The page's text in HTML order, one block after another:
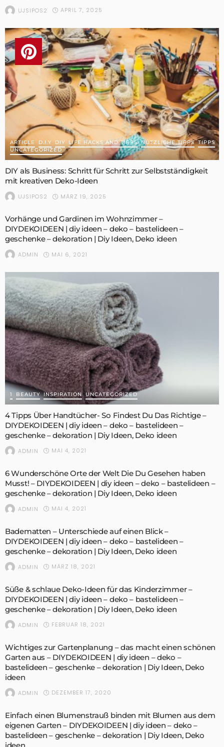
UJSIPOS2 APRIL 7, 2025
ARTICLE D.I.Y DIY LIFE HACKS AND TIPPS NÜTZLICHE TIPPS TIPPS
UNCATEGORIZED
DIY als Business: Schritt für Schritt zur Selbstständigkeit
mit kreativen Deko-Ideen
UJSIPOS2 MÄRZ 19, 2025
Vorhänge und Gardinen im Wohnzimmer –
DIYDEKOIDEEN | diy ideen – deko – bastelideen –
geschenke – dekoration | Diy Ideen, Deko ideen
ADMIN MAI 6, 2021
1 BEAUTY INSPIRATION UNCATEGORIZED
4 Tipps Über Handtücher- So Findest Du Das Richtige –
DIYDEKOIDEEN | diy ideen – deko – bastelideen –
geschenke – dekoration | Diy Ideen, Deko ideen
ADMIN MAI 4, 2021
6 Wunderschöne Orte der Welt Die Du Gesehen haben
Musst! – DIYDEKOIDEEN | diy ideen – deko – bastelideen –
geschenke – dekoration | Diy Ideen, Deko ideen
ADMIN MAI 4, 2021
Badematten – Unterschiede auf einen Blick –
DIYDEKOIDEEN | diy ideen – deko – bastelideen –
geschenke – dekoration | Diy Ideen, Deko ideen
ADMIN MÄRZ 18, 2021
Süße & schlaue Deko-Ideen für das Kinderzimmer –
DIYDEKOIDEEN | diy ideen – deko – bastelideen –
geschenke – dekoration | Diy Ideen, Deko ideen
ADMIN FEBRUAR 18, 2021
Wichtiges zur Gartenplanung – das macht einen schönen
Garten aus – DIYDEKOIDEEN | diy ideen – deko –
bastelideen – geschenke – dekoration | Diy Ideen, Deko
ideen
ADMIN DEZEMBER 17, 2020
Einfach einen Blumenstrauß binden mit Blumen aus dem
eigenen Garten – DIYDEKOIDEEN | diy ideen – deko –
bastelideen – geschenke – dekoration | Diy Ideen, Deko